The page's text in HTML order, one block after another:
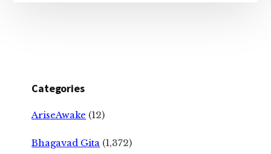
Categories
AriseAwake (12)
Bhagavad Gita (1,372)